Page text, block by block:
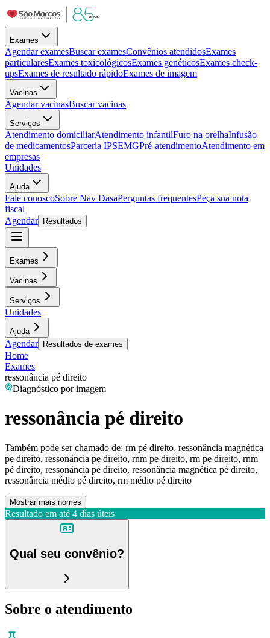
Exames
Agendar examesBuscar examesConvênios atendidosExames
particularesExames toxicológicosExames genéticosExames check-
upsExames de resultado rápidoExames de imagem
Vacinas
Agendar vacinasBuscar vacinas
Serviços
Atendimento domiciliarAtendimento infantilFuro na orelhaInfusão
de medicamentosParceria IPSEMGPré-atendimentoAtendimento em
empresas
Unidades
Ajuda
Fale conoscoSobre Nav DasaPerguntas frequentesPeça sua nota
fiscal
Agendar
Resultados
Exames
Vacinas
Serviços
Unidades
Ajuda
Agendar Resultados de exames
Home
Exames
ressonância pé direito
Diagnóstico por imagem
ressonância pé direito
Também pode ser chamado de: rm pé direito, ressonância magnética
pe direito, ressonância pe direito, rnm pe direito, rm pe direito, rnm
pé direito, ressonância pé direito, ressonância magnética pé direito,
ressonância médio pé direito, rm médio pé direito
Mostrar mais nomes
Resultado em até 4 dias úteis
Qual seu convênio?
Sobre o atendimento